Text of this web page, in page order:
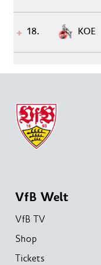
18. KOE
VfB Welt
VfB TV
Shop
Tickets